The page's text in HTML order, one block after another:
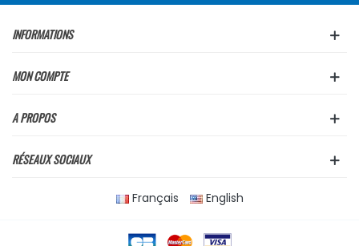
INFORMATIONS
MON COMPTE
A PROPOS
RÉSEAUX SOCIAUX
Français English